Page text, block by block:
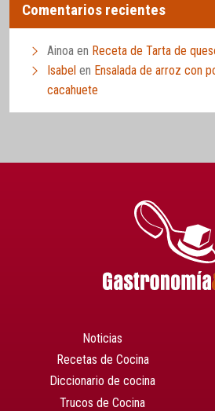
Comentarios recientes
Ainoa en Receta de Tarta de
Isabel en Ensalada de arroz con
cacahuete
Noticias
Recetas de Cocina
Diccionario de cocina
Trucos de Cocina